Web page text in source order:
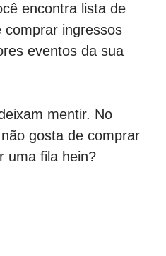
encontra lista de
comprar ingressos
eventos da sua
mentir. No
gosta de comprar
uma fila hein?